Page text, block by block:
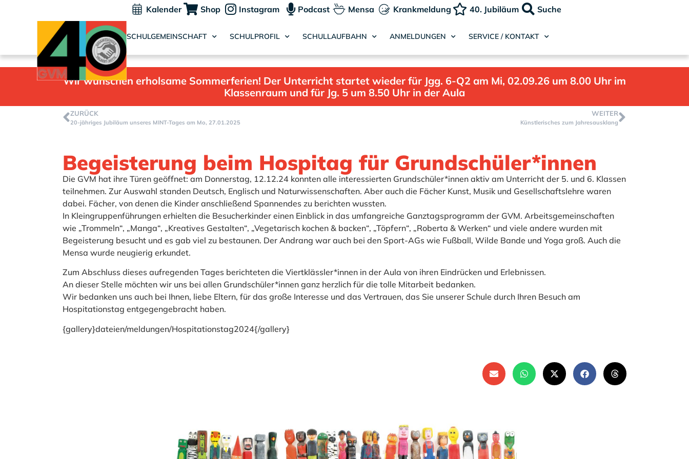
Kalender Shop Instagram Podcast Mensa Krankmeldung 40. Jubiläum Suche
SCHULGEMEINSCHAFT SCHULPROFIL SCHULLAUFBAHN ANMELDUNGEN SERVICE / KONTAKT
Wir wünschen erholsame Sommerferien! Der Unterricht startet wieder für Jgg. 6-Q2 am Mi, 02.09.26 um 8.00 Uhr im
Klassenraum und für Jg. 5 um 8.50 Uhr in der Aula
ZURÜCK
20-jähriges Jubiläum unseres MINT-Tages am Mo, 27.01.2025
WEITER
Künstlerisches zum Jahresausklang
Begeisterung beim Hospitag für Grundschüler*innen
Die GVM hat ihre Türen geöffnet: am Donnerstag, 12.12.24 konnten alle interessierten Grundschüler*innen aktiv am Unterricht der 5. und 6. Klassen
teilnehmen. Zur Auswahl standen Deutsch, Englisch und Naturwissenschaften. Aber auch die Fächer Kunst, Musik und Gesellschaftslehre waren
dabei. Fächer, von denen die Kinder anschließend Spannendes zu berichten wussten.
In Kleingruppenführungen erhielten die Besucherkinder einen Einblick in das umfangreiche Ganztagsprogramm der GVM. Arbeitsgemeinschaften
wie „Trommeln“, „Manga“, „Kreatives Gestalten“, „Vegetarisch kochen & backen“, „Töpfern“, „Roberta & Werken“ und viele andere wurden mit
Begeisterung besucht und es gab viel zu bestaunen. Der Andrang war auch bei den Sport-AGs wie Fußball, Wilde Bande und Yoga groß. Auch die
Mensa wurde neugierig erkundet.
Zum Abschluss dieses aufregenden Tages berichteten die Viertklässler*innen in der Aula von ihren Eindrücken und Erlebnissen.
An dieser Stelle möchten wir uns bei allen Grundschüler*innen ganz herzlich für die tolle Mitarbeit bedanken.
Wir bedanken uns auch bei Ihnen, liebe Eltern, für das große Interesse und das Vertrauen, das Sie unserer Schule durch Ihren Besuch am
Hospitationstag entgegengebracht haben.
{gallery}dateien/meldungen/Hospitationstag2024{/gallery}